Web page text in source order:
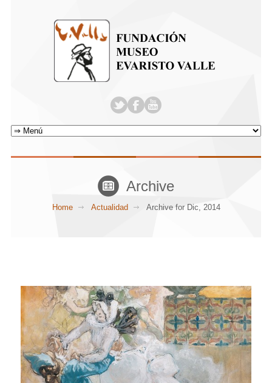
Archive
Home Actualidad Archive for Dic, 2014